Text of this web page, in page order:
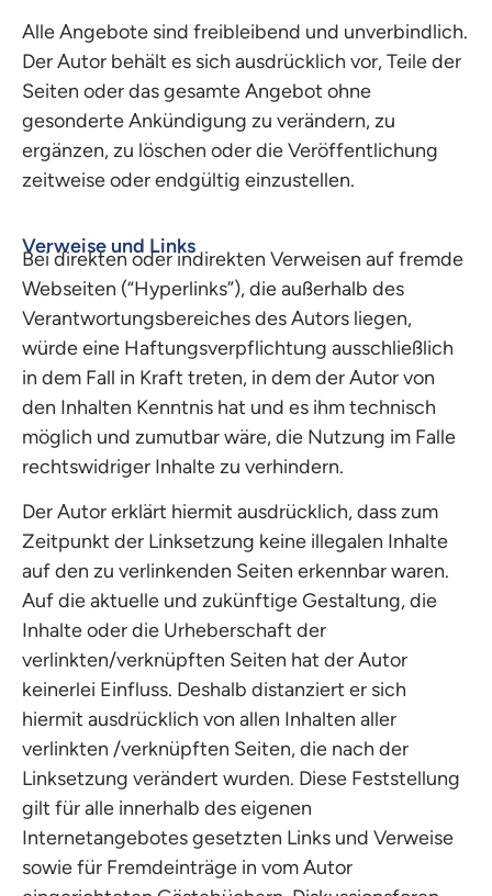
Alle Angebote sind freibleibend und unverbindlich.
Der Autor behält es sich ausdrücklich vor, Teile der
Seiten oder das gesamte Angebot ohne
gesonderte Ankündigung zu verändern, zu
ergänzen, zu löschen oder die Veröffentlichung
zeitweise oder endgültig einzustellen.
Verweise und Links
Bei direkten oder indirekten Verweisen auf fremde
Webseiten (“Hyperlinks”), die außerhalb des
Verantwortungsbereiches des Autors liegen,
würde eine Haftungsverpflichtung ausschließlich
in dem Fall in Kraft treten, in dem der Autor von
den Inhalten Kenntnis hat und es ihm technisch
möglich und zumutbar wäre, die Nutzung im Falle
rechtswidriger Inhalte zu verhindern.
Der Autor erklärt hiermit ausdrücklich, dass zum
Zeitpunkt der Linksetzung keine illegalen Inhalte
auf den zu verlinkenden Seiten erkennbar waren.
Auf die aktuelle und zukünftige Gestaltung, die
Inhalte oder die Urheberschaft der
verlinkten/verknüpften Seiten hat der Autor
keinerlei Einfluss. Deshalb distanziert er sich
hiermit ausdrücklich von allen Inhalten aller
verlinkten /verknüpften Seiten, die nach der
Linksetzung verändert wurden. Diese Feststellung
gilt für alle innerhalb des eigenen
Internetangebotes gesetzten Links und Verweise
sowie für Fremdeinträge in vom Autor